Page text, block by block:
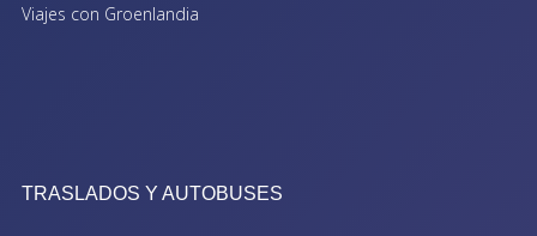
Viajes con Groenlandia
TRASLADOS Y AUTOBUSES